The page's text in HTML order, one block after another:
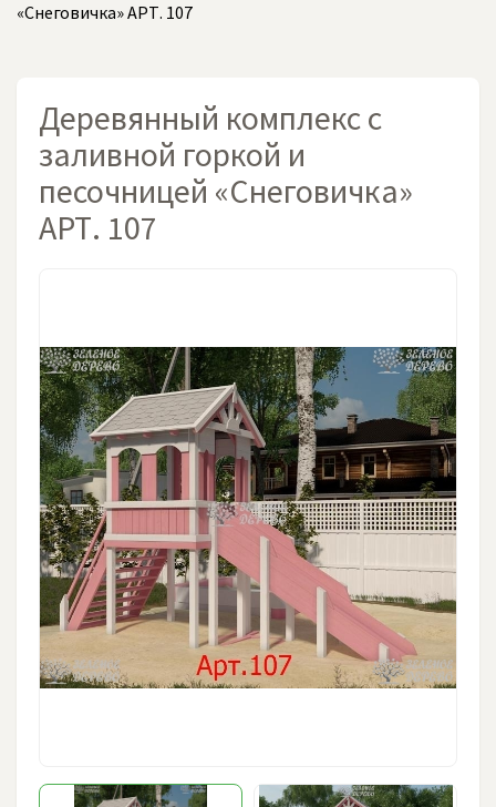
«Снеговичка» АРТ. 107
Деревянный комплекс с
заливной горкой и
песочницей «Снеговичка»
АРТ. 107